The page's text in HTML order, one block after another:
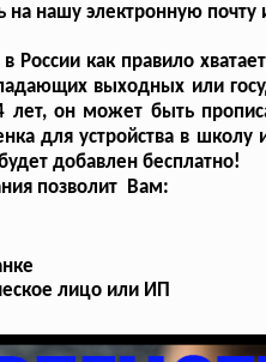
нашу электронную почту
России как правило
выходных или
лет, он может быть
для устройства в
добавлен бесплатно!
позволит Вам:
лицо или ИП